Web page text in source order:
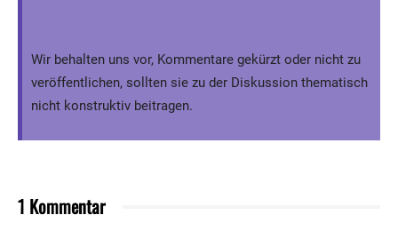
Wir behalten uns vor, Kommentare gekürzt oder nicht zu
veröffentlichen, sollten sie zu der Diskussion thematisch
nicht konstruktiv beitragen.
1 Kommentar